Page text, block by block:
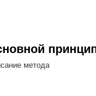
метода